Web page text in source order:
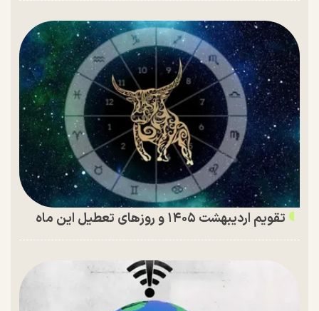
تقویم اردیبهشت ۱۴۰۵ و روز‌های تعطیل این ماه